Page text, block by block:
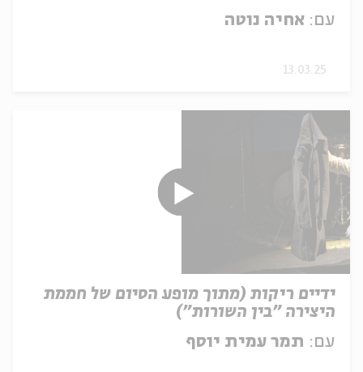
עם: אחיה נוטה
13.03.25
ידיים ריקות (מתוך מופע הסיום של חממת
היצירה "בין השורות")
עם: תמר עמית יוסף